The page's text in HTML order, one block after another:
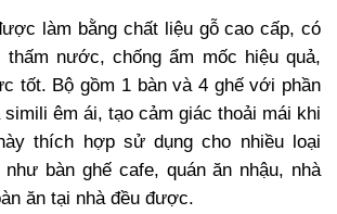
làm bằng chất liệu gỗ cao cấp, có
thấm nước, chống ẩm mốc hiệu quả,
tốt. Bộ gồm 1 bàn và 4 ghế với phần
êm ái, tạo cảm giác thoải mái khi
thích hợp sử dụng cho nhiều loại
như bàn ghế cafe, quán ăn nhậu, nhà
ăn tại nhà đều được.